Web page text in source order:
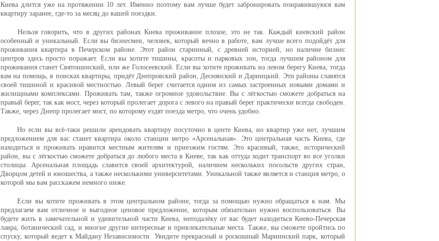
Киева длится уже на протяжении 10 лет. Именно поэтому вам лучше будет забронировать понравившуюся вам
квартиру заранее, где-то за месяц до вашей поездки.
Нельзя говорить, что в других районах Киева проживание плохое, это не так. Каждый киевский район
особенный и уникальный. Если вы бизнесмен, человек, который вечно в работе, вам лучше всего подойдёт для
проживания квартира в Печерском районе. Этот район старинный, с древней историей, но наличие бизнес
центров здесь просто поражает. Если вы хотите тишины, красоты и парковых зон, тогда лучшим районом для
проживания станет Святошинский, или же Голосеевский. Если вы хотите проживать на левом берегу Киева, тогда
вам на помощь, в поисках квартиры, придёт Днепровский район, Деснянский и Дарницкий. Эти районы славятся
своей тишиной и красивой местностью. Левый берег считается одним из самых застроенных новыми домами и
жилищными комплексами. Проживать там, также огромное удовольствие. Вы с лёгкостью сможете добраться на
правый берег, так как мост, через который пролегает дорога с левого на правый берег практически всегда свободен.
Также, через Днепр пролегает мост, по которому ездят поезда метро, что очень удобно.
Но если вы всё-таки решили арендовать квартиру посуточно в центе Киева, но квартир уже нет, лучшим
предложением для вас станет квартира около станции метро «Арсенальная». Это центральная часть Киева, где
находиться и проживать нравится местным жителям и приезжим гостям. Это красивый, также, исторический
район, вы с лёгкостью сможете добраться до любого места в Киеве, так как оттуда ходит транспорт во все уголки
столицы. Арсенальная площадь славится своей архитектурой, наличием нескольких посольств других стран,
Дворцом детей и юношества, а также несколькими университетами. Уникальной также является и станция метро, о
которой мы вам расскажем немного ниже.
Если вы хотите проживать в этом центральном районе, тогда за помощью нужно обращаться к нам. Мы
предлагаем вам отличное и выгодное ценовое предложение, которым обязательно нужно воспользоваться. Вы
будете жить в замечательной и удивительной части Киева, неподалёку от вас будет находиться Киево-Печерская
лавра, ботанический сад, и многие другие интересные и привлекательные места. Также, вы сможете пройтись по
спуску, который ведет к Майдану Независимости. Увидите прекрасный и роскошный Мариинский парк, который